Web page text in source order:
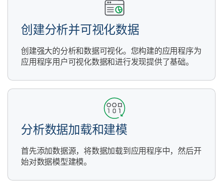
创建分析并可视化数据
创建强大的分析和数据可视化。您构建的应用程序为
应用程序用户可视化数据和进行发现提供了基础。
分析数据加载和建模
首先添加数据源，将数据加载到应用程序中，然后开
始对数据模型建模。